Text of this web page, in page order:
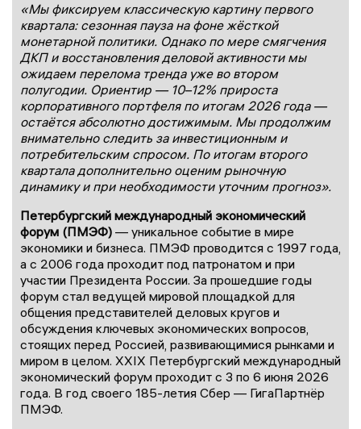
«Мы фиксируем классическую картину первого
квартала: сезонная пауза на фоне жёсткой
монетарной политики. Однако по мере смягчения
ДКП и восстановления деловой активности мы
ожидаем перелома тренда уже во втором
полугодии. Ориентир — 10–12% прироста
корпоративного портфеля по итогам 2026 года —
остаётся абсолютно достижимым. Мы продолжим
внимательно следить за инвестиционным и
потребительским спросом. По итогам второго
квартала дополнительно оценим рыночную
динамику и при необходимости уточним прогноз».
Петербургский международный экономический
форум (ПМЭФ) — уникальное событие в мире
экономики и бизнеса. ПМЭФ проводится с 1997 года,
а с 2006 года проходит под патронатом и при
участии Президента России. За прошедшие годы
форум стал ведущей мировой площадкой для
общения представителей деловых кругов и
обсуждения ключевых экономических вопросов,
стоящих перед Россией, развивающимися рынками и
миром в целом. XXIX Петербургский международный
экономический форум проходит с 3 по 6 июня 2026
года. В год своего 185-летия Сбер — ГигаПартнёр
ПМЭФ.